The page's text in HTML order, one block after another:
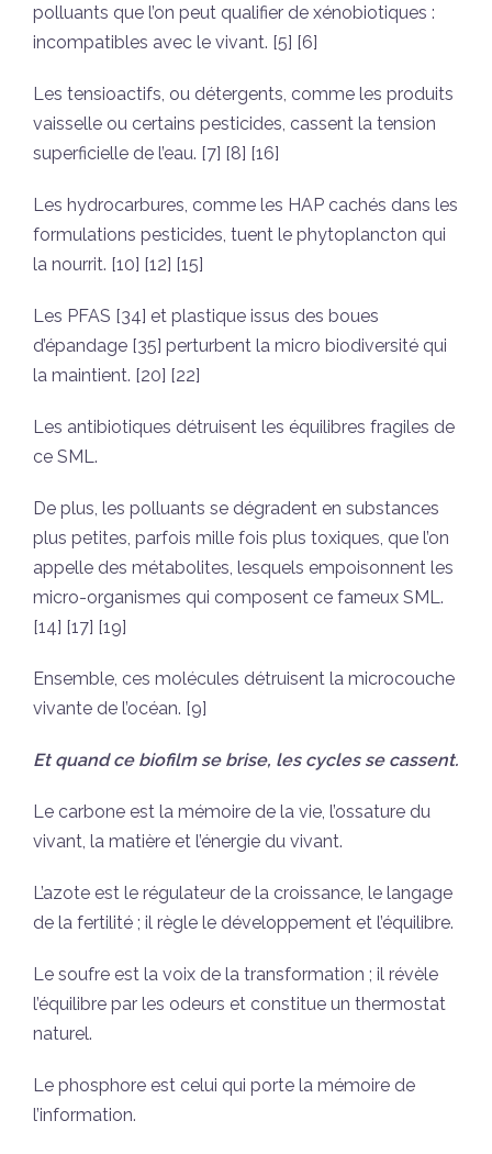
polluants que l’on peut qualifier de xénobiotiques :
incompatibles avec le vivant. [5] [6]
Les tensioactifs, ou détergents, comme les produits
vaisselle ou certains pesticides, cassent la tension
superficielle de l’eau. [7] [8] [16]
Les hydrocarbures, comme les HAP cachés dans les
formulations pesticides, tuent le phytoplancton qui
la nourrit. [10] [12] [15]
Les PFAS [34] et plastique issus des boues
d’épandage [35] perturbent la micro biodiversité qui
la maintient. [20] [22]
Les antibiotiques détruisent les équilibres fragiles de
ce SML.
De plus, les polluants se dégradent en substances
plus petites, parfois mille fois plus toxiques, que l’on
appelle des métabolites, lesquels empoisonnent les
micro-organismes qui composent ce fameux SML.
[14] [17] [19]
Ensemble, ces molécules détruisent la microcouche
vivante de l’océan. [9]
Et quand ce biofilm se brise, les cycles se cassent.
Le carbone est la mémoire de la vie, l’ossature du
vivant, la matière et l’énergie du vivant.
L’azote est le régulateur de la croissance, le langage
de la fertilité ; il règle le développement et l’équilibre.
Le soufre est la voix de la transformation ; il révèle
l’équilibre par les odeurs et constitue un thermostat
naturel.
Le phosphore est celui qui porte la mémoire de
l’information.